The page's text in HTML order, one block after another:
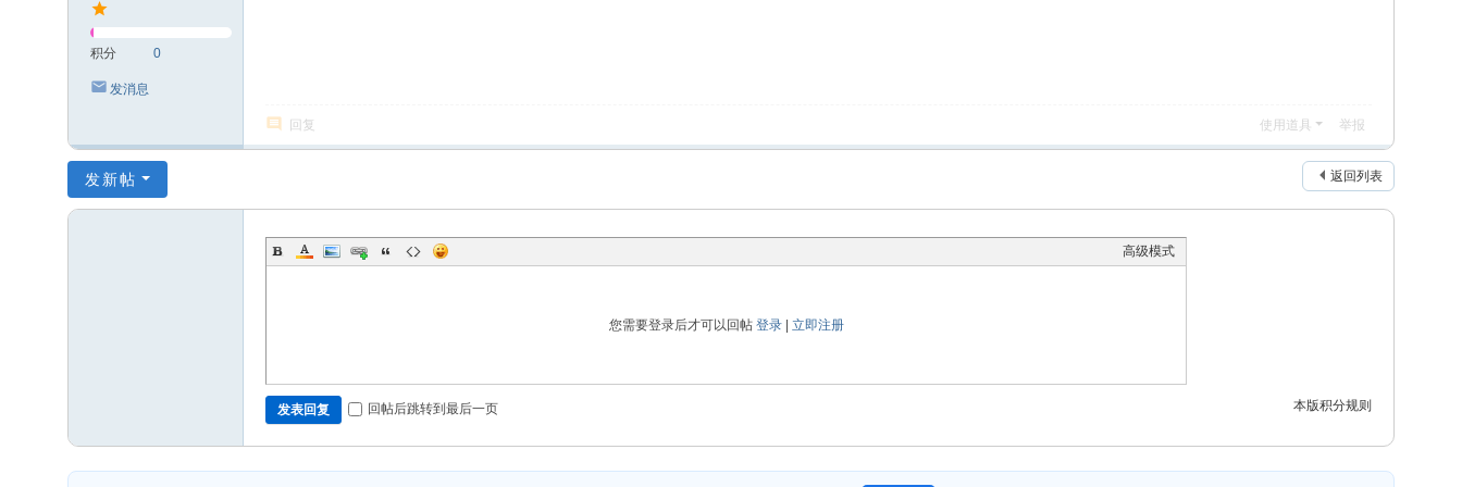
积分 0
发消息
回复 使用道具 举报
返回列表
发新帖
高级模式
您需要登录后才可以回帖 登录| 立即注册
本版积分规则
发表回复 回帖后跳转到最后一页